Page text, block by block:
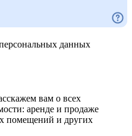
данных
вам о всех
аренде и продаже
помещений и других